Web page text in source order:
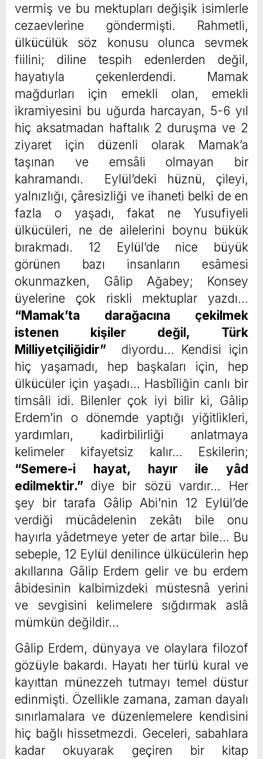
vermiş ve bu mektupları değişik isimlerle
cezaevlerine göndermişti. Rahmetli,
ülkücülük söz konusu olunca sevmek
fiilini; diline tespih edenlerden değil,
hayatıyla çekenlerdendi. Mamak
mağdurları için emekli olan, emekli
ikramiyesini bu uğurda harcayan, 5-6 yıl
hiç aksatmadan haftalık 2 duruşma ve 2
ziyaret için düzenli olarak Mamak’a
taşınan ve emsâli olmayan bir
kahramandı. Eylül’deki hüznü, çileyi,
yalnızlığı, çâresizliği ve ihaneti belki de en
fazla o yaşadı, fakat ne Yusufiyeli
ülkücüleri, ne de ailelerini boynu bükük
bırakmadı. 12 Eylül’de nice büyük
görünen bazı insanların esâmesi
okunmazken, Gâlip Ağabey; Konsey
üyelerine çok riskli mektuplar yazdı…
“Mamak’ta darağacına çekilmek
istenen kişiler değil, Türk
Milliyetçiliğidir” diyordu… Kendisi için
hiç yaşamadı, hep başkaları için, hep
ülkücüler için yaşadı… Hasbîliğin canlı bir
timsâli idi. Bilenler çok iyi bilir ki, Gâlip
Erdem’in o dönemde yaptığı yiğitlikleri,
yardımları, kadirbilirliği anlatmaya
kelimeler kifayetsiz kalır… Eskilerin;
“Semere-i hayat, hayır ile yâd
edilmektir.” diye bir sözü vardır… Her
şey bir tarafa Gâlip Abi’nin 12 Eylül’de
verdiği mücâdelenin zekâtı bile onu
hayırla yâdetmeye yeter de artar bile… Bu
sebeple, 12 Eylül denilince ülkücülerin hep
akıllarına Gâlip Erdem gelir ve bu erdem
âbidesinin kalbimizdeki müstesnâ yerini
ve sevgisini kelimelere sığdırmak aslâ
mümkün değildir…
Gâlip Erdem, dünyaya ve olaylara filozof
gözüyle bakardı. Hayatı her türlü kural ve
kayıttan münezzeh tutmayı temel düstur
edinmişti. Özellikle zamana, zaman dayalı
sınırlamalara ve düzenlemelere kendisini
hiç bağlı hissetmezdi. Geceleri, sabahlara
kadar okuyarak geçiren bir kitap